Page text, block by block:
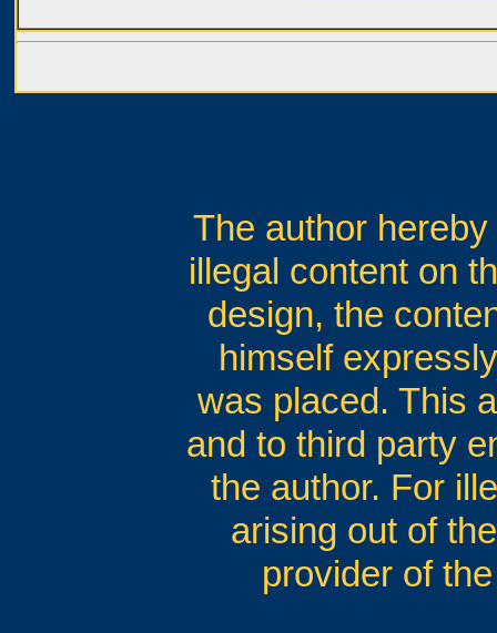
The author
illegal content on
design, the
himself
was placed. This
and to third party
the author. For
arising out of
provider of